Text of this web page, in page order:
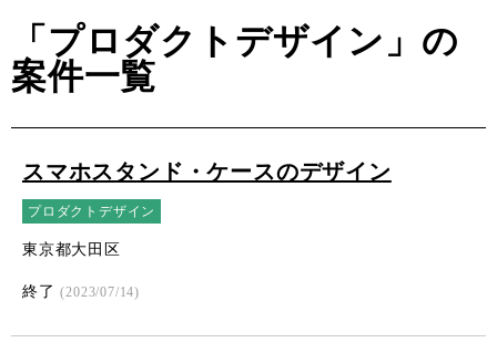
「プロダクトデザイン」の
案件一覧
スマホスタンド・ケースのデザイン
プロダクトデザイン
東京都大田区
終了(2023/07/14)